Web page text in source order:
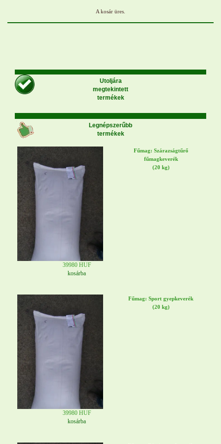
Utoljára
megtekintett
termékek
Legnépszerűbb
termékek
Fűmag: Szárazságtűrő
fűmagkeverék
(20 kg)
39980 HUF
kosárba
Fűmag: Sport gyepkeverék
(20 kg)
39980 HUF
kosárba